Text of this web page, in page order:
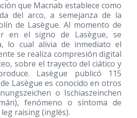
que Macnab establece como
del arco, a semejanza de la
de Lasègue. Al momento de
en el signo de Lasègue, se
lo cual alivia de inmediato el
se realiza compresión digital
sobre el trayecto del ciático y
Lasègue publicó 115
Lasègue es conocido en otros
o Ischiaszeinchen
fenómeno o síntoma de
raising (inglés).